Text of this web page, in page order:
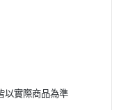
以實際商品為準